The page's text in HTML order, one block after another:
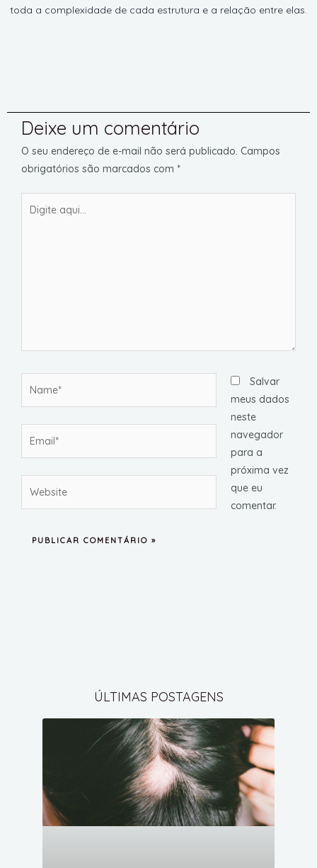
toda a complexidade de cada estrutura e a relação entre elas.
Deixe um comentário
O seu endereço de e-mail não será publicado. Campos
obrigatórios são marcados com *
aqui...
Salvar
meus dados
neste
navegador
para a
próxima vez
que eu
comentar.
ÚLTIMAS POSTAGENS